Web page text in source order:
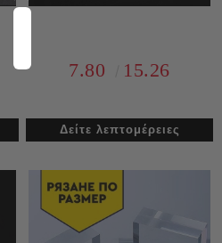
7.80 15.26
Δείτε λεπτομέρειες